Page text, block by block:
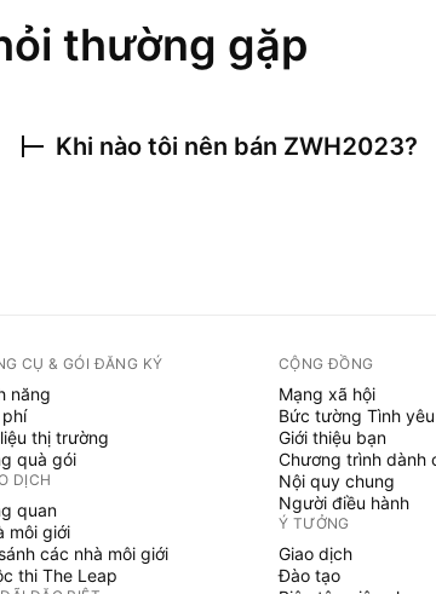
thường gặp
Khi nào tôi nên bán ZWH2023?
CỤ & GÓI ĐĂNG KÝ
năng
thị trường
quà gói
DỊCH
quan
môi giới
các nhà môi giới
thi The Leap
CỘNG ĐỒNG
Mạng xã hội
Bức tường Tình yêu
Giới thiệu bạn
Chương trình dành
Nội quy chung
Người điều hành
Ý TƯỞNG
Giao dịch
Đào tạo